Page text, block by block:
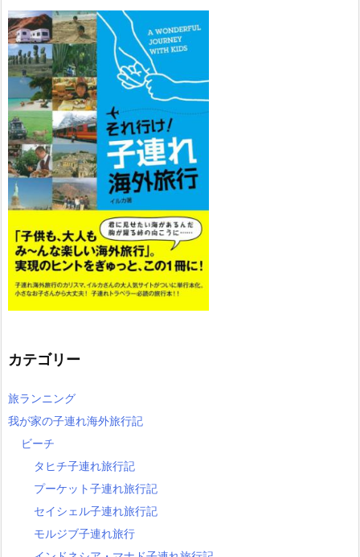
カテゴリー
旅ランニング
我が家の子連れ海外旅行記
ビーチ
タヒチ子連れ旅行記
プーケット子連れ旅行記
セイシェル子連れ旅行記
モルジブ子連れ旅行